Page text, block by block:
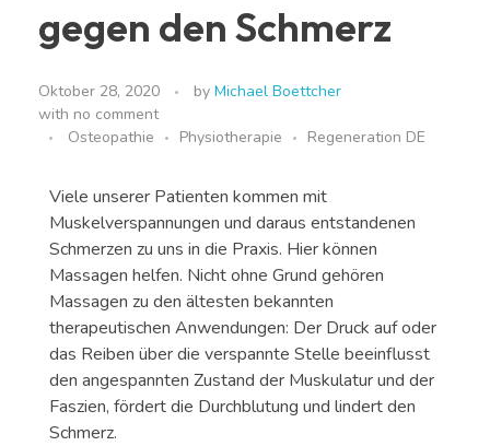
gegen den Schmerz
Oktober 28, 2020 by Michael Boettcher
with no comment
Osteopathie
Physiotherapie Regeneration DE
Viele unserer Patienten kommen mit
Muskelverspannungen und daraus entstandenen
Schmerzen zu uns in die Praxis. Hier können
Massagen helfen. Nicht ohne Grund gehören
Massagen zu den ältesten bekannten
therapeutischen Anwendungen: Der Druck auf oder
das Reiben über die verspannte Stelle beeinflusst
den angespannten Zustand der Muskulatur und der
Faszien, fördert die Durchblutung und lindert den
Schmerz.